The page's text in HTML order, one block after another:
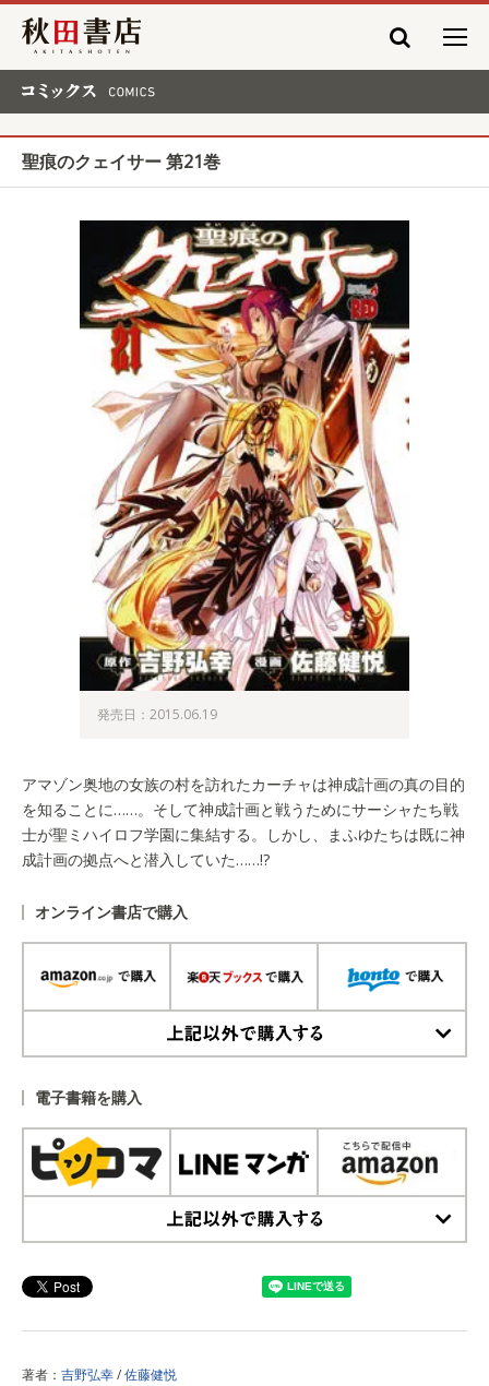
秋田書店
聖痕のクェイサー 第21巻
発売日：2015.06.19
アマゾン奥地の女族の村を訪れたカーチャは神成計画の真の目的
を知ることに……。そして神成計画と戦うためにサーシャたち戦
士が聖ミハイロフ学園に集結する。しかし、まふゆたちは既に神
成計画の拠点へと潜入していた……!?
オンライン書店で購入
電子書籍を購入
著者： 吉野弘幸/佐藤健悦